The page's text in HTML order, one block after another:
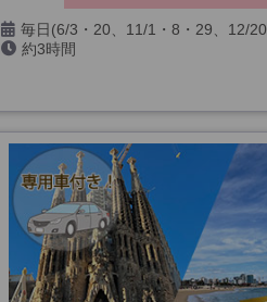
毎日(6/3・20、11/1・8・29、12/20
1/6、入場箇所閉館日を除く)
約3時間